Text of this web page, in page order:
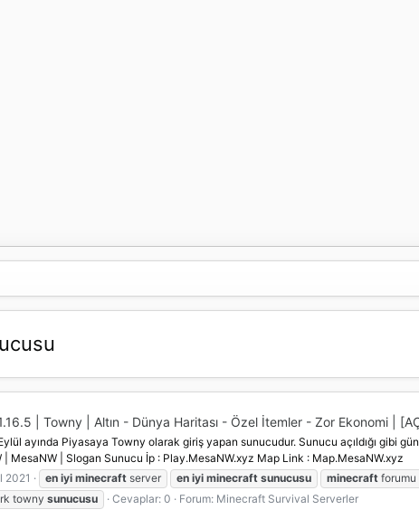
| Towny | Altın - Dünya Haritası - Özel İtemler - Zor Ekonomi |
ayında Piyasaya Towny olarak giriş yapan sunucudur. Sunucu açıldığı gibi
| MesaNW | Slogan Sunucu İp : Play.MesaNW.xyz Map Link : Map.MesaNW.xyz
2021 en iyi minecraft server en iyi minecraft sunucusu minecraft forumu
towny sunucusu Cevaplar: 0 Forum: Minecraft Survival Serverler